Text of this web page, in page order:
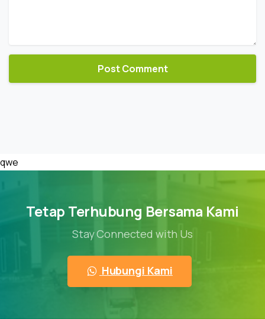
qwe
Tetap Terhubung Bersama Kami
Stay Connected with Us
Hubungi Kami